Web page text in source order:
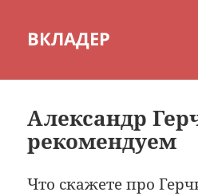
ВКЛАДЕР
Александр
рекомендуем
Что скажете про